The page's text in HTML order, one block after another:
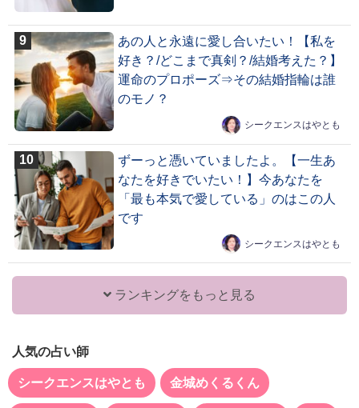
あの人と永遠に愛し合いたい！【私を
好き？/どこまで真剣？/結婚考えた？】
運命のプロポーズ⇒その結婚指輪は誰
のモノ？
シークエンスはやとも
ずーっと憑いていましたよ。【一生あ
なたを好きでいたい！】今あなたを
「最も本気で愛している」のはこの人
です
シークエンスはやとも
ランキングをもっと見る
人気の占い師
シークエンスはやとも 金城めくるくん